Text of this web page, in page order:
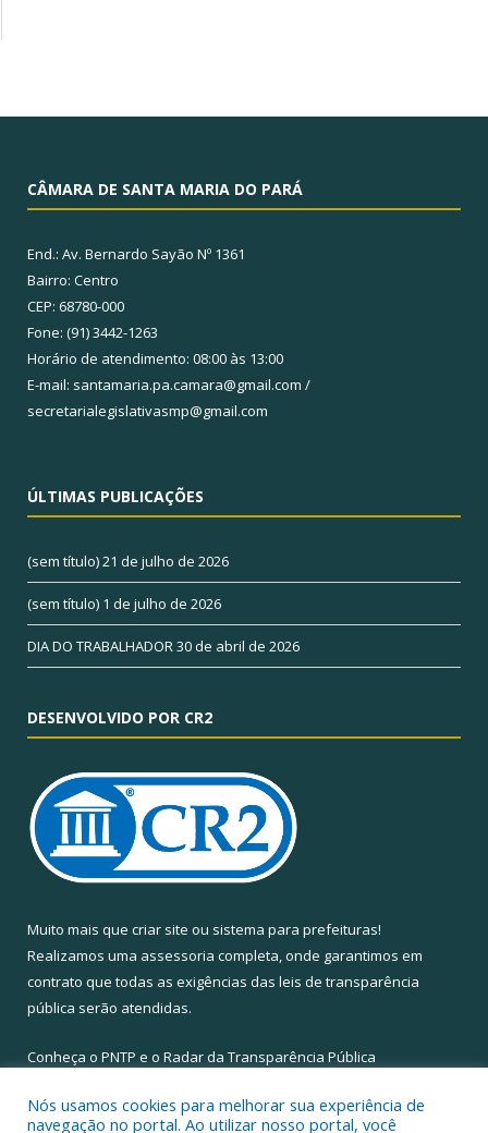
CÂMARA DE SANTA MARIA DO PARÁ
End.: Av. Bernardo Sayão Nº 1361
Bairro: Centro
CEP: 68780-000
Fone: (91) 3442-1263
Horário de atendimento: 08:00 às 13:00
E-mail: santamaria.pa.camara@gmail.com /
secretarialegislativasmp@gmail.com
ÚLTIMAS PUBLICAÇÕES
(sem título)21 de julho de 2026
(sem título) 1 de julho de 2026
DIA DO TRABALHADOR30 de abril de 2026
DESENVOLVIDO POR CR2
Muito mais que criar site ou sistema para prefeituras!
Realizamos uma assessoria completa, onde garantimos em
contrato que todas as exigências das leis de transparência
pública serão atendidas.
Conheça o PNTP e o Radar da Transparência Pública
Nós usamos cookies para melhorar sua experiência de
navegação no portal. Ao utilizar nosso portal, você